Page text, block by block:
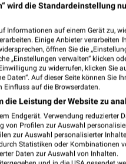
wird die Standardeinstellung
Informationen auf einem Gerät zu,
Einige Anbieter verarbeiten
öffnen Sie die
„Einstellungen verwalten“ klicken
zu widerrufen, klicken Sie
Daten“. Auf dieser Seite können Sie
Einfluss auf die Browserdaten.
die Leistung der Website zu
Endgerät. Verwendung reduzierter
von Profilen zur Auswahl
zur Auswahl personalisierter
Statistiken oder Kombinationen
Daten zur Auswahl von Inhalten.